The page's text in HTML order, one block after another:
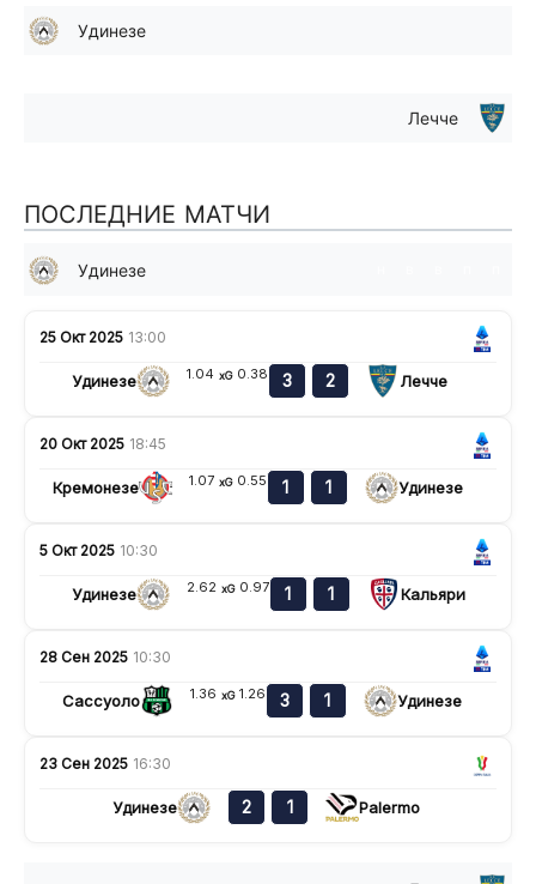
Удинезе
Лечче
ПОСЛЕДНИЕ МАТЧИ
Удинезе
25 Окт 2025 13:00
Удинезе 1.04 xG 0.38 3 2 Лечче
20 Окт 2025 18:45
Кремонезе 1.07 xG 0.55 1 1 Удинезе
5 Окт 2025 10:30
Удинезе 2.62 xG 0.97 1 1 Кальяри
28 Сен 2025 10:30
Сассуоло 1.36 xG 1.26 3 1 Удинезе
23 Сен 2025 16:30
Удинезе 2 1 Palermo